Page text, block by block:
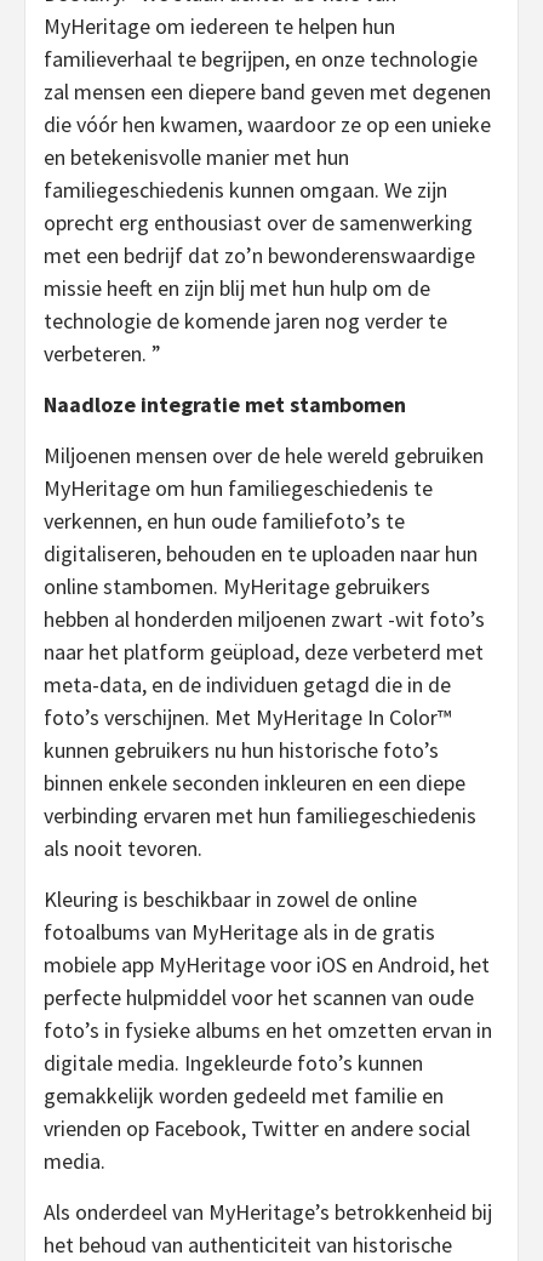
MyHeritage om iedereen te helpen hun
familieverhaal te begrijpen, en onze technologie
zal mensen een diepere band geven met degenen
die vóór hen kwamen, waardoor ze op een unieke
en betekenisvolle manier met hun
familiegeschiedenis kunnen omgaan. We zijn
oprecht erg enthousiast over de samenwerking
met een bedrijf dat zo’n bewonderenswaardige
missie heeft en zijn blij met hun hulp om de
technologie de komende jaren nog verder te
verbeteren. ”
Naadloze integratie met stambomen
Miljoenen mensen over de hele wereld gebruiken
MyHeritage om hun familiegeschiedenis te
verkennen, en hun oude familiefoto’s te
digitaliseren, behouden en te uploaden naar hun
online stambomen. MyHeritage gebruikers
hebben al honderden miljoenen zwart -wit foto’s
naar het platform geüpload, deze verbeterd met
meta-data, en de individuen getagd die in de
foto’s verschijnen. Met MyHeritage In Color™
kunnen gebruikers nu hun historische foto’s
binnen enkele seconden inkleuren en een diepe
verbinding ervaren met hun familiegeschiedenis
als nooit tevoren.
Kleuring is beschikbaar in zowel de online
fotoalbums van MyHeritage als in de gratis
mobiele app MyHeritage voor iOS en Android, het
perfecte hulpmiddel voor het scannen van oude
foto’s in fysieke albums en het omzetten ervan in
digitale media. Ingekleurde foto’s kunnen
gemakkelijk worden gedeeld met familie en
vrienden op Facebook, Twitter en andere social
media.
Als onderdeel van MyHeritage’s betrokkenheid bij
het behoud van authenticiteit van historische